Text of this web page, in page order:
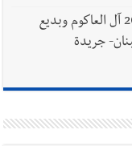
وفاة الحاجة غزالة محمد العاكوم 28-7-2026 آل العاكوم وبديع
جريدة